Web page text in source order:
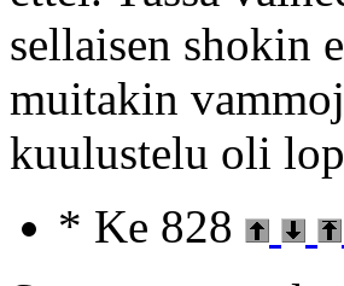
sellaisen shokin
muitakin
kuulustelu oli
* Ke 828